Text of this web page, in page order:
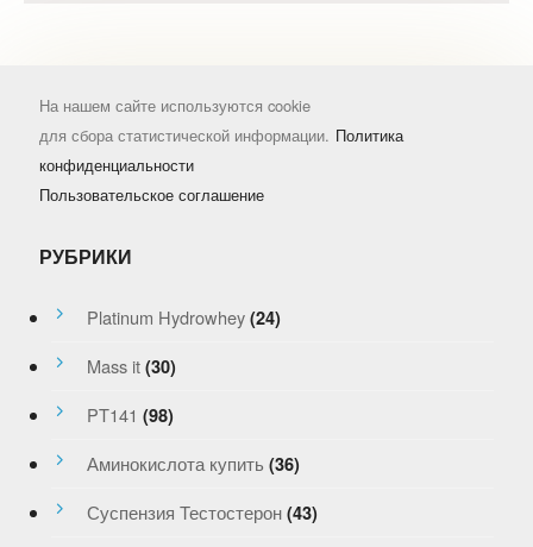
На нашем сайте используются cookie
для сбора статистической информации. Политика
конфиденциальности
Пользовательское соглашение
РУБРИКИ
Platinum Hydrowhey (24)
Mass it (30)
PT141 (98)
Аминокислота купить (36)
Суспензия Тестостерон (43)